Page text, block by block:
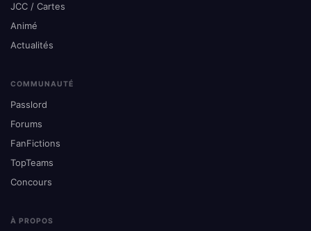
JCC / Cartes
Animé
Actualités
COMMUNAUTÉ
Passlord
Forums
FanFictions
TopTeams
Concours
À PROPOS